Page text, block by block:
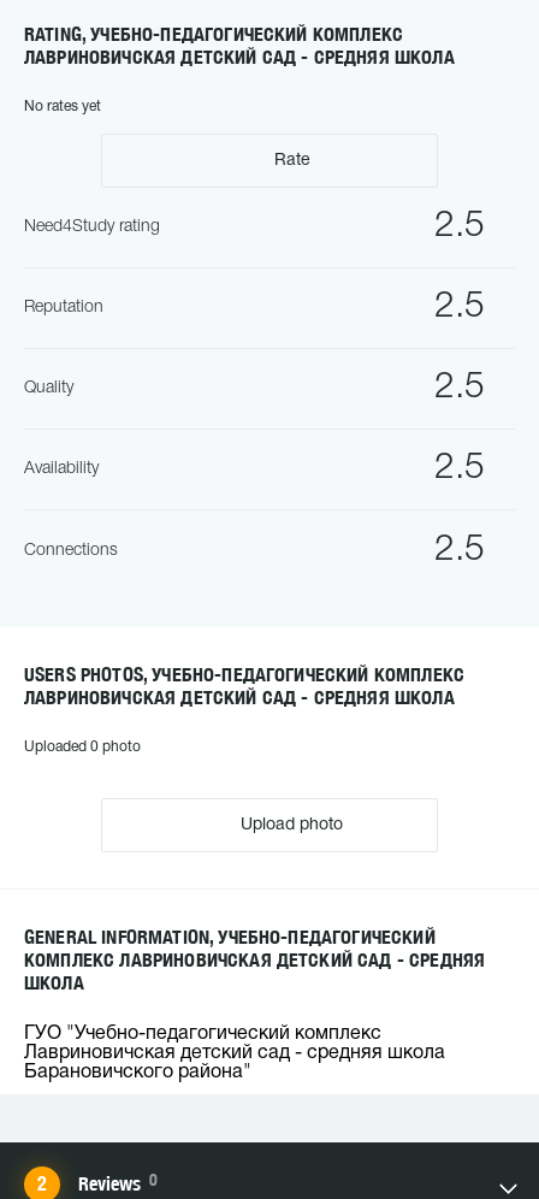
RATING, УЧЕБНО-ПЕДАГОГИЧЕСКИЙ КОМПЛЕКС
ЛАВРИНОВИЧСКАЯ ДЕТСКИЙ САД - СРЕДНЯЯ ШКОЛА
No rates yet
Rate
2.5
Need4Study rating
2.5
Reputation
2.5
Quality
2.5
Availability
2.5
Connections
USERS PHOTOS, УЧЕБНО-ПЕДАГОГИЧЕСКИЙ КОМПЛЕКС
ЛАВРИНОВИЧСКАЯ ДЕТСКИЙ САД - СРЕДНЯЯ ШКОЛА
Uploaded 0 photo
Upload photo
GENERAL INFORMATION, УЧЕБНО-ПЕДАГОГИЧЕСКИЙ
КОМПЛЕКС ЛАВРИНОВИЧСКАЯ ДЕТСКИЙ САД - СРЕДНЯЯ
ШКОЛА
ГУО "Учебно-педагогический комплекс
Лавриновичская детский сад - средняя школа
Барановичского района"
Reviews 0